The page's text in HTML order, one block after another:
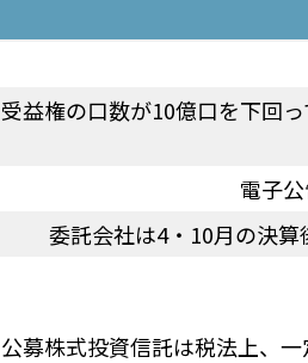
受益権の口数が10億口を下回
電子
委託会社は4・10月の決
公募株式投資信託は税法上、